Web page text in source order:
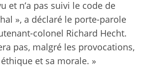
et n’a pas suivi le code de
», a déclaré le porte-parole
colonel Richard Hecht.
pas, malgré les provocations,
et sa morale. »